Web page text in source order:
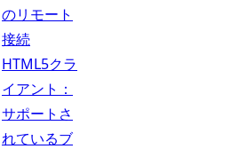
のリモート
接続
HTML5クラ
イアント：
サポートさ
れているブ